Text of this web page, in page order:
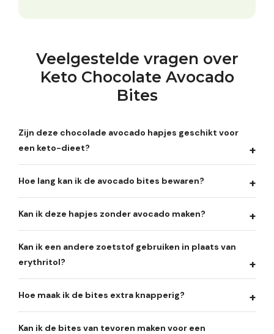
Veelgestelde vragen over
Keto Chocolate Avocado
Bites
Zijn deze chocolade avocado hapjes geschikt voor
een keto-dieet?
Hoe lang kan ik de avocado bites bewaren?
Kan ik deze hapjes zonder avocado maken?
Kan ik een andere zoetstof gebruiken in plaats van
erythritol?
Hoe maak ik de bites extra knapperig?
Kan ik de bites van tevoren maken voor een